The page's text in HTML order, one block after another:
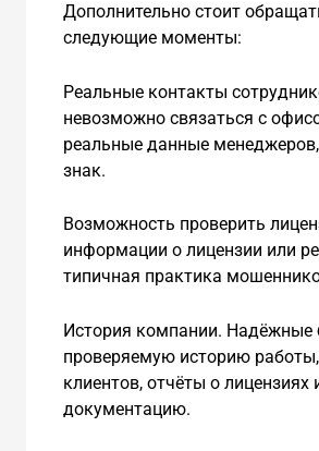
Дополнительно стоит
следующие моменты:
Реальные контакты
невозможно связаться с
реальные данные
знак.
Возможность проверить
информации о лицензии или
типичная практика
История компании.
проверяемую историю
клиентов, отчёты о
документацию.